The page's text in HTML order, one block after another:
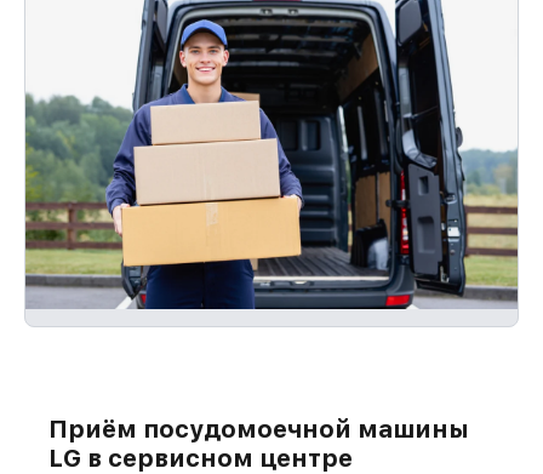
Приём посудомоечной машины
LG в сервисном центре